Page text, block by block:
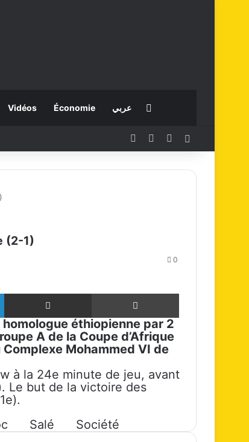
Vidéos Économie عربي
Facebook Instagram
(2-1)
0
Linkedin Partager par email Imprimer
éthiopienne par 2
A de la Coupe d’Afrique
Mohammed VI de
à la 24e minute de jeu, avant
Le but de la victoire des
Salé Société